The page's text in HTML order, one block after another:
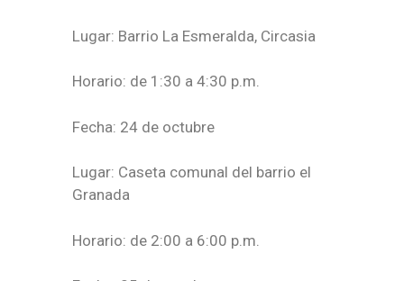
Lugar: Barrio La Esmeralda, Circasia
Horario: de 1:30 a 4:30 p.m.
Fecha: 24 de octubre
Lugar: Caseta comunal del barrio el
Granada
Horario: de 2:00 a 6:00 p.m.